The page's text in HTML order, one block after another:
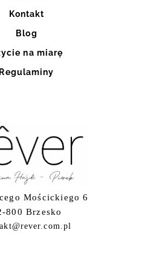
Kontakt
Blog
na miarę
Regulaminy
Mościckiego 6
800 Brzesko